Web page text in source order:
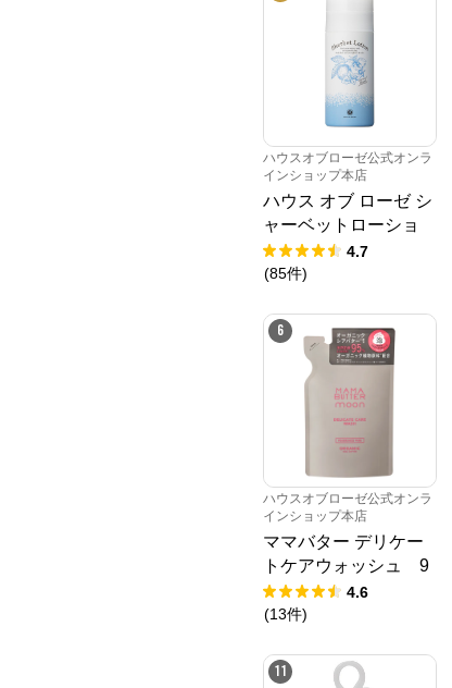
ハウスオブローゼ公式オンラ
インショップ本店
ハウス オブ ローゼ シ
ャーベットローショ
ン 95g
4.7
(85件)
6
ハウスオブローゼ公式オンラ
インショップ本店
ママバター デリケー
トケアウォッシュ 9
0mL （レフィル）
4.6
(13件)
11